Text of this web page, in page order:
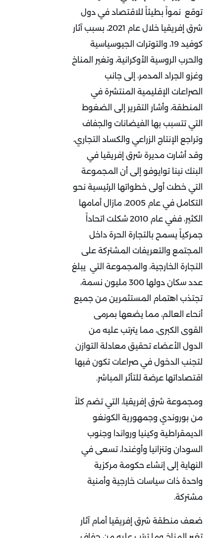
توقع نمواً بطيئاً للاقتصاد في دول
شرق إفريقيا خلال عام 2021، بسبب آثار
كوفيد 19، والتوترات الجيوسياسية
والحرب الروسية الأوكرانية، وتغير المناخ
وغزو الجراد المدمر، إلى جانب
الصراعات الإقليمية المنتشرة في
المنطقة، وأشار التقرير إلى الضغوط
التي تتسبب بها الفيضانات والجفاف
وتراجع الإنتاج الزراعي والكساد التجاري،
وقد أشارت مديرة شرق إفريقيا في
البنك نينا توايوفو إلى أن المجموعة
التي خطت أولى خطواتها الرئيسية نحو
التكامل في عام 2005، مازال أمامها
الكثير، ففي عام 2010 شكلت اتحاداً
جمركياً يسمح بالتجارة الحرة داخل
المجتمع والتعريفات المشتركة على
التجارة الخارجية، والمجموعة التي يبلغ
عدد سكان دولها 300 مليون نسمة،
تجتذب اهتمام المستثمرين من جميع
أنحاء العالم، مما يضعها بمرمى
القوى الكبرى، مما يترتب عليه من
الدول الأعضاء تحقيق معادلة التوازن
لتجنب الدخول في صراعات تكون فيها
اقتصاداتها عرضة للتأثر المباشر.
ومجموعة شرق إفريقيا، التي تضم كلاً
من بوروندي وجمهورية الكونغو
الديمقراطية وكينيا ورواندا وجنوب
السودان وتنزانيا وأوغندا، تسعى في
النهاية إلى إنشاء حكومة مركزية
واحدة ذات سياسات خارجية وأمنية
مشتركة.
ضعف منطقة شرق إفريقيا أمام آثار